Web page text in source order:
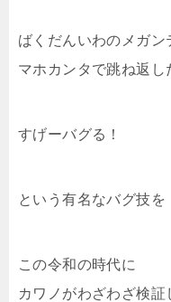
ばくだんいわのメガン
マホカンタで跳ね返し
すげーバグる！
という有名なバグ技を
この令和の時代に
カワノがわざわざ検証